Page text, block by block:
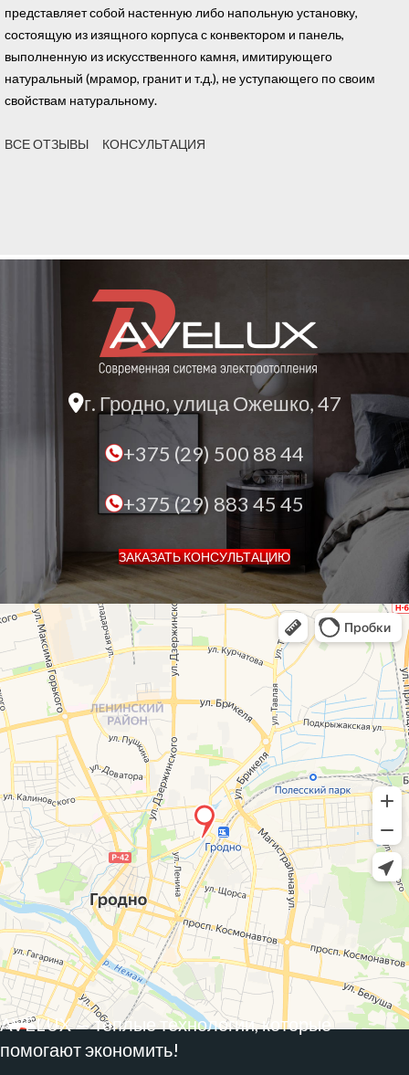
представляет собой настенную либо напольную установку,
состоящую из изящного корпуса с конвектором и панель,
выполненную из искусственного камня, имитирующего
натуральный (мрамор, гранит и т.д.), не уступающего по своим
свойствам натуральному.
ВСЕ ОТЗЫВЫ КОНСУЛЬТАЦИЯ
г. Гродно, улица Ожешко, 47
+375 (29) 500 88 44
+375 (29) 883 45 45
ЗАКАЗАТЬ КОНСУЛЬТАЦИЮ
AVELUX — теплые технологии, которые
помогают экономить!